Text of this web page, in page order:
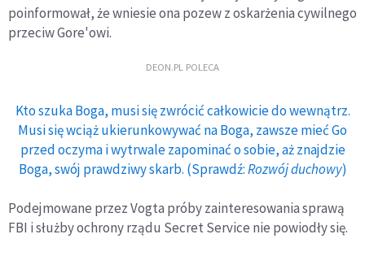
poinformował, że wniesie ona pozew z oskarżenia cywilnego
przeciw Gore'owi.
DEON.PL POLECA
Kto szuka Boga, musi się zwrócić całkowicie do wewnątrz.
Musi się wciąż ukierunkowywać na Boga, zawsze mieć Go
przed oczyma i wytrwale zapominać o sobie, aż znajdzie
Boga, swój prawdziwy skarb. (Sprawdź:Rozwój duchowy)
Podejmowane przez Vogta próby zainteresowania sprawą
FBI i służby ochrony rządu Secret Service nie powiodły się.